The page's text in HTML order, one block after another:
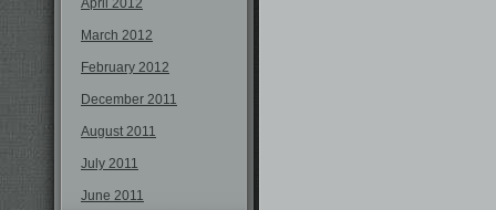
April 2012
March 2012
February 2012
December 2011
August 2011
July 2011
June 2011